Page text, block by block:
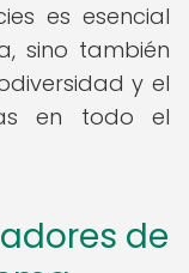
es esencial
sino también
y el
en todo el
de